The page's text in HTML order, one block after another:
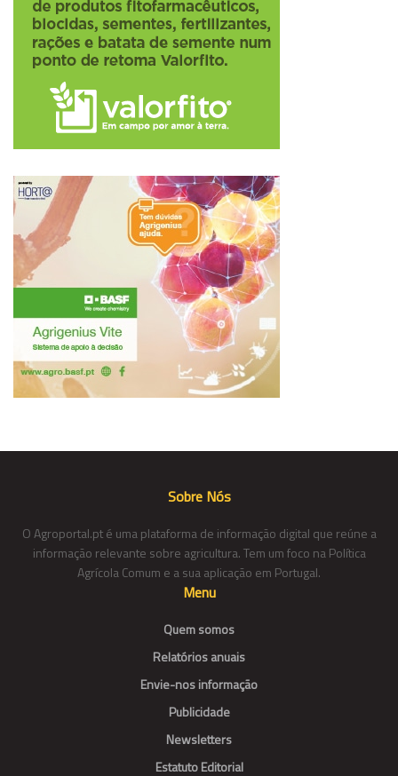
Sobre Nós
O Agroportal.pt é uma plataforma de informação digital que reúne a
informação relevante sobre agricultura. Tem um foco na Política
Agrícola Comum e a sua aplicação em Portugal.
Menu
Quem somos
Relatórios anuais
Envie-nos informação
Publicidade
Newsletters
Estatuto Editorial